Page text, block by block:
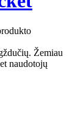
Žemiau
naudotojų